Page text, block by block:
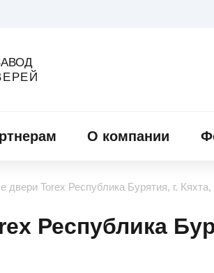
О компании
двери Torex Республика Бурятия, г.
Республика